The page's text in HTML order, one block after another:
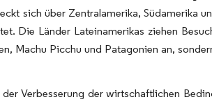
sich über Zentralamerika, Südamerika
Die Länder Lateinamerikas ziehen
Machu Picchu und Patagonien an,
Verbesserung der wirtschaftlichen